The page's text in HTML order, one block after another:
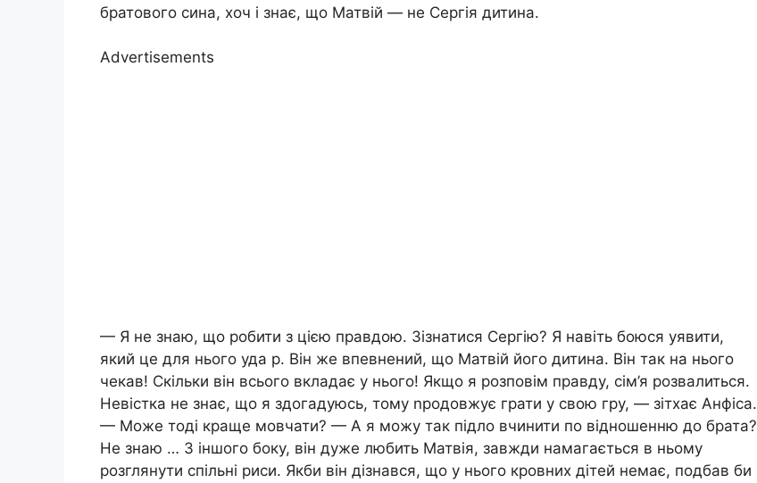
братового сина, хоч і знає, що Матвій — не Сергія дитина.
Advertisements
— Я не знаю, що робити з цією правдою. Зізнатися Сергію? Я навіть боюся уявити,
який це для нього уда р. Він же впевнений, що Матвій його дитина. Він так на нього
чекав! Скільки він всього вкладає у нього! Якщо я розповім правду, сім’я розвалиться.
Невістка не знає, що я здогадуюсь, тому nродовжує грати у свою гру, — зітхає Анфіса.
— Може тоді краще мовчати? — А я можу так підло вчинити по відношенню до брата?
Не знаю … З іншого боку, він дуже любить Матвія, завжди намагається в ньому
розглянути спільні риси. Якби він дізнався, що у нього кровних дітей немає, подбав би